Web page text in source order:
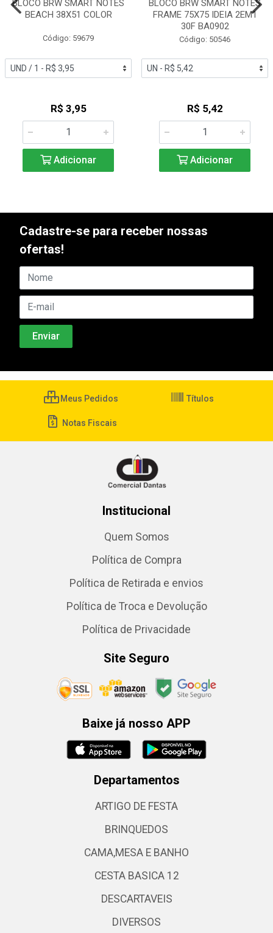
BLOCO BRW SMART NOTES
BEACH 38X51 COLOR
Código: 59679
R$ 3,95
Adicionar
BLOCO BRW SMART NOTES
FRAME 75X75 IDEIA 2EM1
30F BA0902
Código: 50546
R$ 5,42
Adicionar
Cadastre-se para receber nossas
ofertas!
Meus Pedidos Títulos
Notas Fiscais
Institucional
Quem Somos
Política de Compra
Política de Retirada e envios
Política de Troca e Devolução
Política de Privacidade
Site Seguro
Baixe já nosso APP
Departamentos
ARTIGO DE FESTA
BRINQUEDOS
CAMA,MESA E BANHO
CESTA BASICA 12
DESCARTAVEIS
DIVERSOS